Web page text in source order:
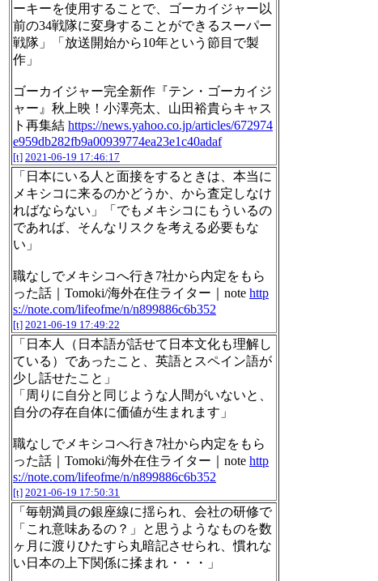
ーキーを使用することで、ゴーカイジャー以
前の34戦隊に変身することができるスーパー
戦隊」「放送開始から10年という節目で製
作」
ゴーカイジャー完全新作『テン・ゴーカイジ
ャー』秋上映！小澤亮太、山田裕貴らキャス
ト再集結 https://news.yahoo.co.jp/articles/672974
e959db282fb9a00939774ea23e1c40adaf
[t] 2021-06-19 17:46:17
「日本にいる人と面接をするときは、本当に
メキシコに来るのかどうか、から査定しなけ
ればならない」「でもメキシコにもういるの
であれば、そんなリスクを考える必要もな
い」
職なしでメキシコへ行き7社から内定をもら
った話｜Tomoki/海外在住ライター｜note http
s://note.com/lifeofme/n/n899886c6b352
[t] 2021-06-19 17:49:22
「日本人（日本語が話せて日本文化も理解し
ている）であったこと、英語とスペイン語が
少し話せたこと」
「周りに自分と同じような人間がいないと、
自分の存在自体に価値が生まれます」
職なしでメキシコへ行き7社から内定をもら
った話｜Tomoki/海外在住ライター｜note http
s://note.com/lifeofme/n/n899886c6b352
[t] 2021-06-19 17:50:31
「毎朝満員の銀座線に揺られ、会社の研修で
「これ意味あるの？」と思うようなものを数
ヶ月に渡りひたすら丸暗記させられ、慣れな
い日本の上下関係に揉まれ・・・」